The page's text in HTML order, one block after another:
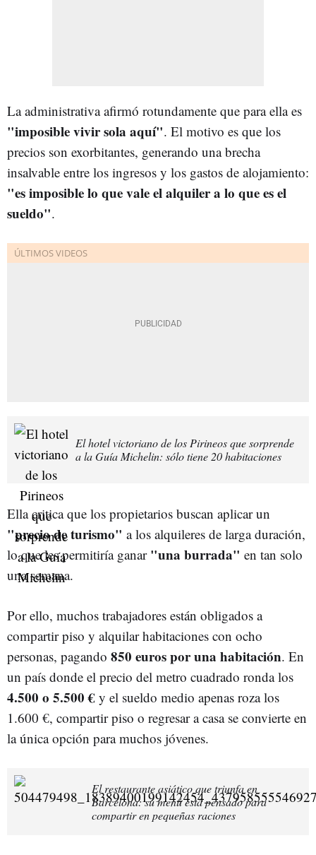
La administrativa afirmó rotundamente que para ella es
"imposible vivir sola aquí". El motivo es que los
precios son exorbitantes, generando una brecha
insalvable entre los ingresos y los gastos de alojamiento:
"es imposible lo que vale el alquiler a lo que es el
sueldo".
El hotel victoriano de los Pirineos que sorprende
a la Guía Michelin: sólo tiene 20 habitaciones
Ella critica que los propietarios buscan aplicar un
"precio de turismo" a los alquileres de larga duración,
lo que les permitiría ganar "una burrada" en tan solo
una semana.
Por ello, muchos trabajadores están obligados a
compartir piso y alquilar habitaciones con ocho
personas, pagando 850 euros por una habitación. En
un país donde el precio del metro cuadrado ronda los
4.500 o 5.500 € y el sueldo medio apenas roza los
1.600 €, compartir piso o regresar a casa se convierte en
la única opción para muchos jóvenes.
El restaurante asiático que triunfa en
Barcelona: su menú está pensado para
compartir en pequeñas raciones